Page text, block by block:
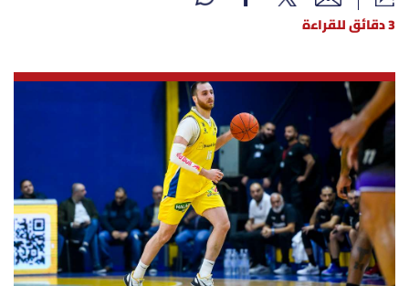
نداء اليوم
محليات
أسرار
متفرقات
نداء القرّاء
3 دقائق للقراءة